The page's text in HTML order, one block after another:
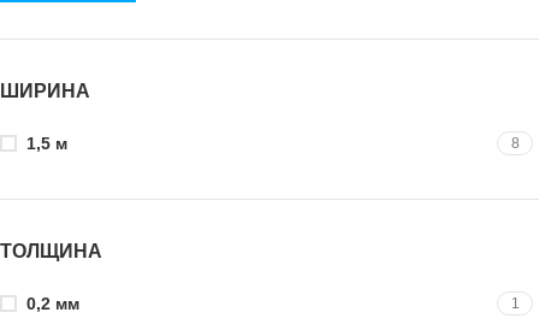
ШИРИНА
1,5 м 8
ТОЛЩИНА
0,2 мм 1